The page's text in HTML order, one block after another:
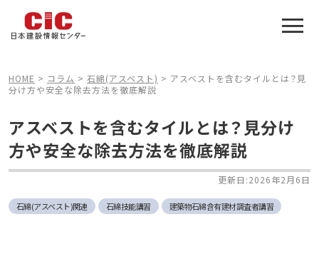
HOME > コラム > 石綿(アスベスト) > アスベストを含むタイルとは？見
分け方や安全な除去方法を徹底解説
アスベストを含むタイルとは？見分け
方や安全な除去方法を徹底解説
更新日:2026年2月6日
石綿(アスベスト)関連 石綿技能講習 建築物石綿含有建材調査者講習